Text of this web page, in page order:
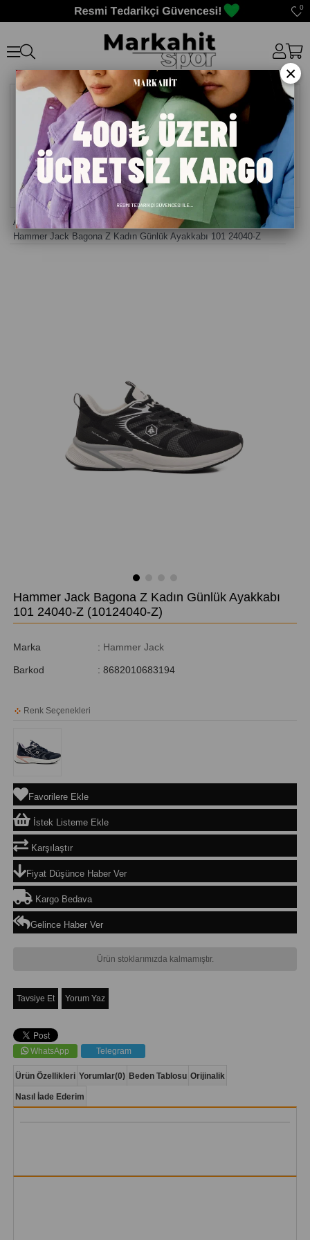
0
Anasayfa> Kadın Sneaker Günlük Ayakkabı>
Hammer Jack Bagona Z Kadın Günlük Ayakkabı 101 24040-Z
Hammer Jack Bagona Z Kadın Günlük Ayakkabı
101 24040-Z (10124040-Z)
Marka : Hammer Jack
Barkod : 8682010683194
Renk Seçenekleri
Favorilere Ekle
İstek Listeme Ekle
Karşılaştır
Fiyat Düşünce Haber Ver
Kargo Bedava
Gelince Haber Ver
Ürün stoklarımızda kalmamıştır.
Tavsiye Et Yorum Yaz
WhatsApp Telegram
Ürün Özellikleri Yorumlar(0) Beden Tablosu Orijinalik
Nasıl İade Ederim
×